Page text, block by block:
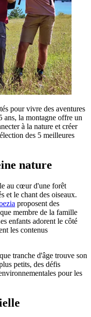
pour vivre des aventures
ans, la montagne offre un
à la nature et créer
des 5 meilleures
nature
au cœur d'une forêt
et le chant des oiseaux.
proposent des
membre de la famille
enfants adorent le côté
les contenus
tranche d'âge trouve son
petits, des défis
pour les